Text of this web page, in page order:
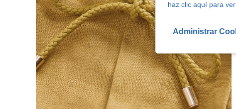
haz clic aquí para
Administrar